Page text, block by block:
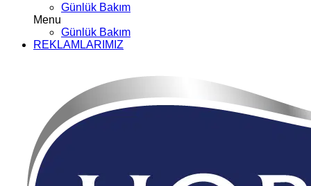
Günlük Bakım
Menu
Günlük Bakım
REKLAMLARIMIZ